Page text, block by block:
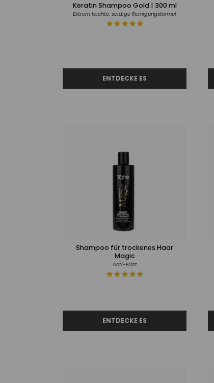
Keratin Shampoo Gold | 300 ml
Extrem leichte, seidige Reinigungsformel
Shampoo für trockenes Haar
Magic
Anti-Frizz